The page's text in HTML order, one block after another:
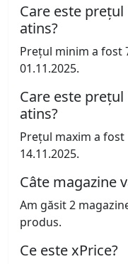
Care este
atins?
Prețul minim a fost
01.11.2025.
Care este
atins?
Prețul maxim a fost
14.11.2025.
Câte magazine
Am găsit 2
produs.
Ce este xPrice?